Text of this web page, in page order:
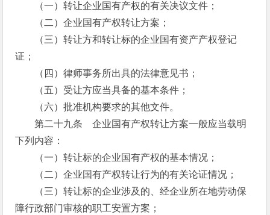
（一）转让企业国有产权的有关决议文件；
（二）企业国有产权转让方案；
（三）转让方和转让标的企业国有资产产权登记
证；
（四）律师事务所出具的法律意见书；
（五）受让方应当具备的基本条件；
（六）批准机构要求的其他文件。
第二十九条 企业国有产权转让方案一般应当载明
下列内容：
（一）转让标的企业国有产权的基本情况；
（二）企业国有产权转让行为的有关论证情况；
（三）转让标的企业涉及的、经企业所在地劳动保
障行政部门审核的职工安置方案；